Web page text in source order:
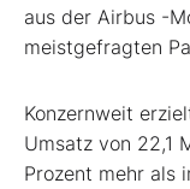
aus der Airbus -
meistgefragten
Konzernweit
Umsatz von 22,1
Prozent mehr als